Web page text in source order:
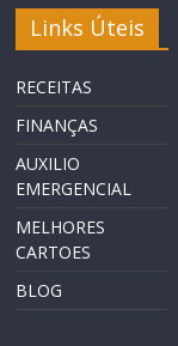
Links Úteis
RECEITAS
FINANÇAS
AUXILIO
EMERGENCIAL
MELHORES
CARTOES
BLOG